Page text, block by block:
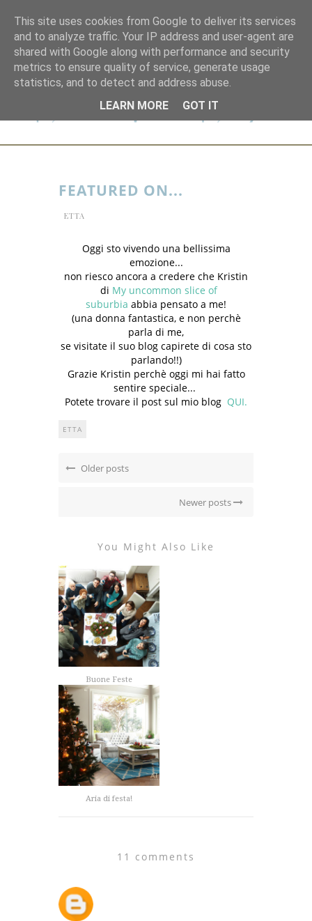
FEATURED ON...
ETTA
Oggi sto vivendo una bellissima
emozione...
non riesco ancora a credere che Kristin
di My uncommon slice of
suburbia abbia pensato a me!
(una donna fantastica, e non perchè
parla di me,
se visitate il suo blog capirete di cosa sto
parlando!!)
Grazie Kristin perchè oggi mi hai fatto
sentire speciale...
Potete trovare il post sul mio blog QUI.
ETTA
Older posts
Newer posts
You Might Also Like
Buone Feste
Aria di festa!
11 comments
This site uses cookies from Google to deliver its services
and to analyze traffic. Your IP address and user-agent are
shared with Google along with performance and security
metrics to ensure quality of service, generate usage
statistics, and to detect and address abuse.
LEARN MORE
GOT IT